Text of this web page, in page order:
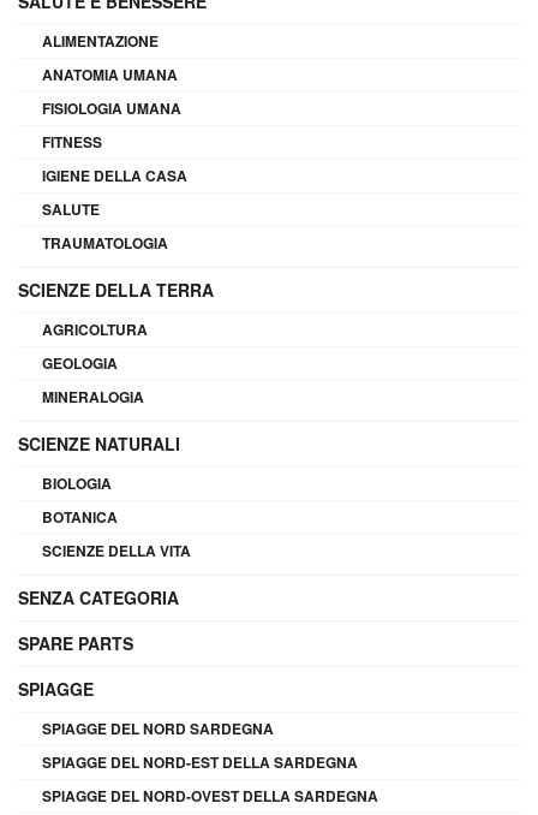
ALIMENTAZIONE
ANATOMIA UMANA
FISIOLOGIA UMANA
FITNESS
IGIENE DELLA CASA
SALUTE
TRAUMATOLOGIA
SCIENZE DELLA TERRA
AGRICOLTURA
GEOLOGIA
MINERALOGIA
SCIENZE NATURALI
BIOLOGIA
BOTANICA
SCIENZE DELLA VITA
SENZA CATEGORIA
SPARE PARTS
SPIAGGE
SPIAGGE DEL NORD SARDEGNA
SPIAGGE DEL NORD-EST DELLA SARDEGNA
SPIAGGE DEL NORD-OVEST DELLA SARDEGNA